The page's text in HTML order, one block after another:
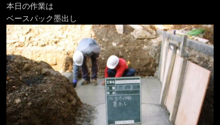
本日の作業は
ベースパック墨出し